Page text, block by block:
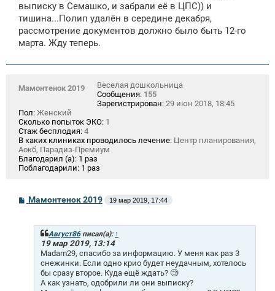
выписку в Семашко, и забрали её в ЦПС)) и
тишина...Полип удалён в середине декабря,
рассмотрение документов должно было быть 12-го
марта. Жду теперь.
Мамонтенок 2019
Веселая дошкольница
Сообщения: 155
Зарегистрирован: 29 июн 2018, 18:45
Пол: Женский
Сколько попыток ЭКО: 1
Стаж бесплодия: 4
В каких клиниках проводилось лечение: Центр планирования,
Аокб, Парадиз-Премиум
Благодарил (а): 1 раз
Поблагодарили: 1 раз
СМамонтенок 2019 19 мар 2019, 17:44
Август86писал(а): ↑
19 мар 2019, 13:14
Madam29, спасибо за информацию. У меня как раз 3
снежинки. Если одно крио будет неудачным, хотелось
бы сразу второе. Куда ещё ждать? 🧐
А как узнать, одобрили ли они выписку?